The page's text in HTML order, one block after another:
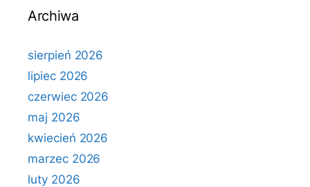
Archiwa
sierpień 2026
lipiec 2026
czerwiec 2026
maj 2026
kwiecień 2026
marzec 2026
luty 2026